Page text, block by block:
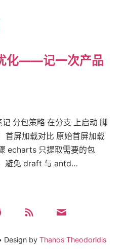
化——记一次产品
分包策略 在分支 上启动 脚
首屏加载对比 原始首屏加载
echarts 只提取需要的包
避免 draft 与 antd…
Design by Thanos Theodoridis